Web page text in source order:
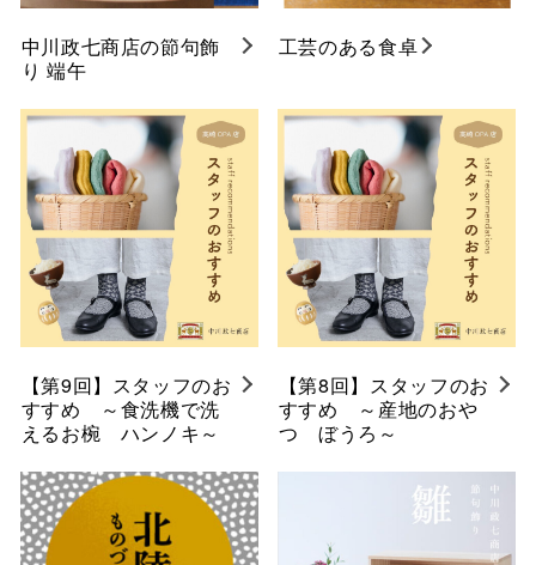
中川政七商店の節句飾
り 端午
工芸のある食卓
【第9回】スタッフのお
すすめ ～食洗機で洗
えるお椀 ハンノキ～
【第8回】スタッフのお
すすめ ～産地のおや
つ ぼうろ～